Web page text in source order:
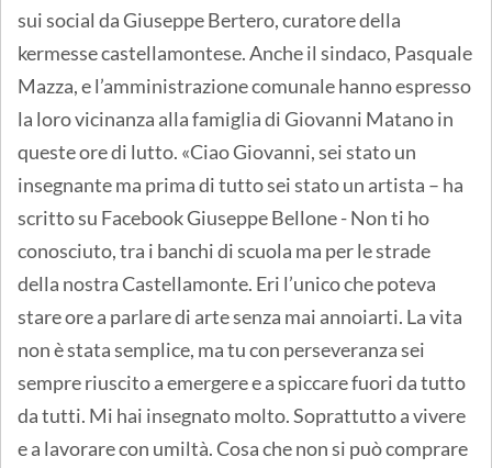
sui social da Giuseppe Bertero, curatore della
kermesse castellamontese. Anche il sindaco, Pasquale
Mazza, e l’amministrazione comunale hanno espresso
la loro vicinanza alla famiglia di Giovanni Matano in
queste ore di lutto. «Ciao Giovanni, sei stato un
insegnante ma prima di tutto sei stato un artista – ha
scritto su Facebook Giuseppe Bellone - Non ti ho
conosciuto, tra i banchi di scuola ma per le strade
della nostra Castellamonte. Eri l’unico che poteva
stare ore a parlare di arte senza mai annoiarti. La vita
non è stata semplice, ma tu con perseveranza sei
sempre riuscito a emergere e a spiccare fuori da tutto
da tutti. Mi hai insegnato molto. Soprattutto a vivere
e a lavorare con umiltà. Cosa che non si può comprare